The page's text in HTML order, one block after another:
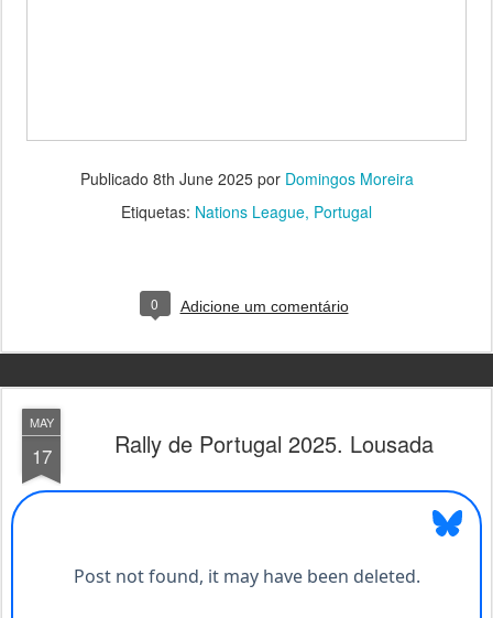
Publicado 8th June 2025por Domingos Moreira
Etiquetas: Nations League Portugal
0 Adicione um comentário
MAY
17 Rally de Portugal 2025. Lousada